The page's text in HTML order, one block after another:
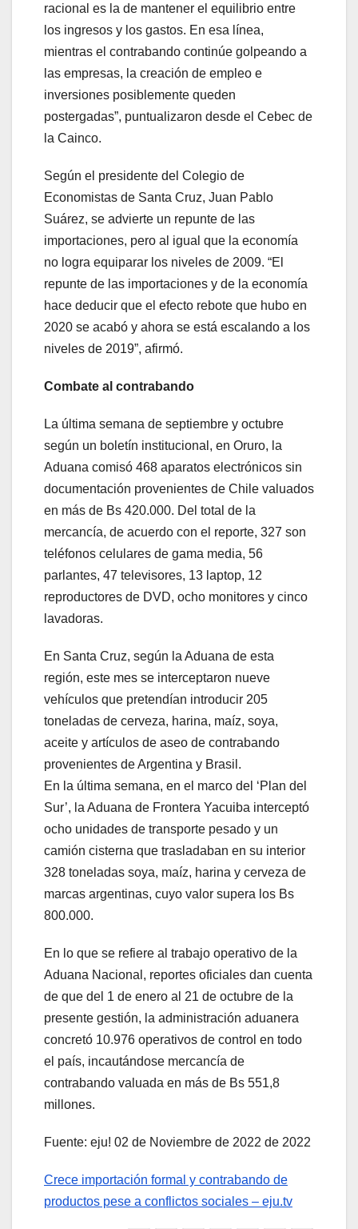
racional es la de mantener el equilibrio entre
los ingresos y los gastos. En esa línea,
mientras el contrabando continúe golpeando a
las empresas, la creación de empleo e
inversiones posiblemente queden
postergadas”, puntualizaron desde el Cebec de
la Cainco.
Según el presidente del Colegio de
Economistas de Santa Cruz, Juan Pablo
Suárez, se advierte un repunte de las
importaciones, pero al igual que la economía
no logra equiparar los niveles de 2009. “El
repunte de las importaciones y de la economía
hace deducir que el efecto rebote que hubo en
2020 se acabó y ahora se está escalando a los
niveles de 2019”, afirmó.
Combate al contrabando
La última semana de septiembre y octubre
según un boletín institucional, en Oruro, la
Aduana comisó 468 aparatos electrónicos sin
documentación provenientes de Chile valuados
en más de Bs 420.000. Del total de la
mercancía, de acuerdo con el reporte, 327 son
teléfonos celulares de gama media, 56
parlantes, 47 televisores, 13 laptop, 12
reproductores de DVD, ocho monitores y cinco
lavadoras.
En Santa Cruz, según la Aduana de esta
región, este mes se interceptaron nueve
vehículos que pretendían introducir 205
toneladas de cerveza, harina, maíz, soya,
aceite y artículos de aseo de contrabando
provenientes de Argentina y Brasil.
En la última semana, en el marco del ‘Plan del
Sur’, la Aduana de Frontera Yacuiba interceptó
ocho unidades de transporte pesado y un
camión cisterna que trasladaban en su interior
328 toneladas soya, maíz, harina y cerveza de
marcas argentinas, cuyo valor supera los Bs
800.000.
En lo que se refiere al trabajo operativo de la
Aduana Nacional, reportes oficiales dan cuenta
de que del 1 de enero al 21 de octubre de la
presente gestión, la administración aduanera
concretó 10.976 operativos de control en todo
el país, incautándose mercancía de
contrabando valuada en más de Bs 551,8
millones.
Fuente: eju! 02 de Noviembre de 2022 de 2022
Crece importación formal y contrabando de
productos pese a conflictos sociales – eju.tv